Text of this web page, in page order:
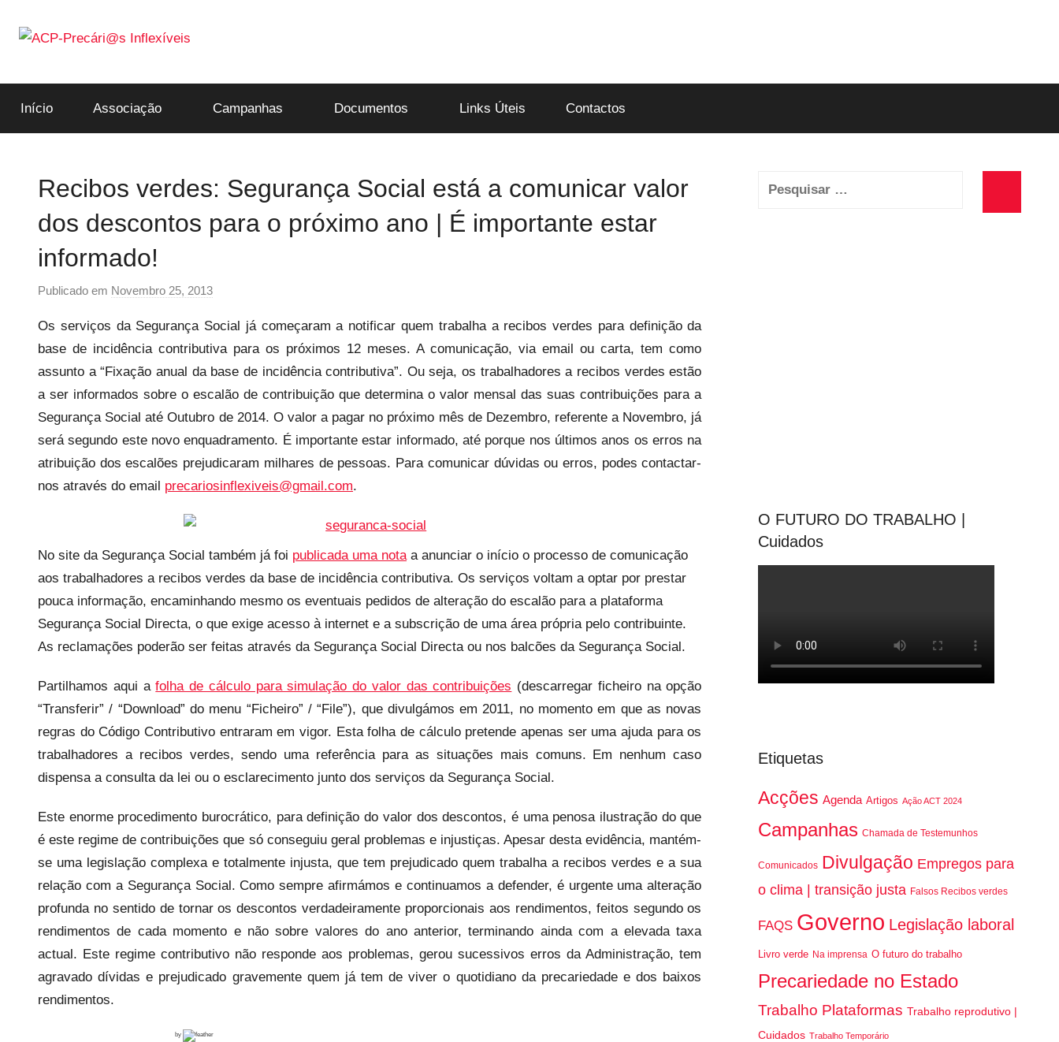
para
ACP-
Precári@s
Início Associação Campanhas Documentos Links Úteis Contactos
Recibos verdes: Segurança Social está a comunicar valor
dos descontos para o próximo ano | É importante estar
informado!
Publicado em Novembro 25, 2013
r
p
r
e
c
o
n
f
l
e
x
v
Os serviços da Segurança Social já começaram a notificar quem trabalha a recibos verdes para definição da
base de incidência contributiva para os próximos 12 meses. A comunicação, via email ou carta, tem como
assunto a “Fixação anual da base de incidência contributiva”. Ou seja, os trabalhadores a recibos verdes estão
a ser informados sobre o escalão de contribuição que determina o valor mensal das suas contribuições para a
Segurança Social até Outubro de 2014. O valor a pagar no próximo mês de Dezembro, referente a Novembro, já
será segundo este novo enquadramento. É importante estar informado, até porque nos últimos anos os erros na
atribuição dos escalões prejudicaram milhares de pessoas. Para comunicar dúvidas ou erros, podes contactar-
nos através do email precariosinflexiveis@gmail.com.
No site da Segurança Social também já foi publicada uma nota a anunciar o início o processo de comunicação
aos trabalhadores a recibos verdes da base de incidência contributiva. Os serviços voltam a optar por prestar
pouca informação, encaminhando mesmo os eventuais pedidos de alteração do escalão para a plataforma
Segurança Social Directa, o que exige acesso à internet e a subscrição de uma área própria pelo contribuinte.
As reclamações poderão ser feitas através da Segurança Social Directa ou nos balcões da Segurança Social.
Partilhamos aqui afolha de cálculo para simulação do valor das contribuições (descarregar ficheiro na opção
“Transferir” / “Download” do menu “Ficheiro” / “File”), que divulgámos em 2011, no momento em que as novas
regras do Código Contributivo entraram em vigor. Esta folha de cálculo pretende apenas ser uma ajuda para os
trabalhadores a recibos verdes, sendo uma referência para as situações mais comuns. Em nenhum caso
dispensa a consulta da lei ou o esclarecimento junto dos serviços da Segurança Social.
Este enorme procedimento burocrático, para definição do valor dos descontos, é uma penosa ilustração do que
é este regime de contribuições que só conseguiu geral problemas e injustiças. Apesar desta evidência, mantém-
se uma legislação complexa e totalmente injusta, que tem prejudicado quem trabalha a recibos verdes e a sua
relação com a Segurança Social. Como sempre afirmámos e continuamos a defender, é urgente uma alteração
profunda no sentido de tornar os descontos verdadeiramente proporcionais aos rendimentos, feitos segundo os
rendimentos de cada momento e não sobre valores do ano anterior, terminando ainda com a elevada taxa
actual. Este regime contributivo não responde aos problemas, gerou sucessivos erros da Administração, tem
agravado dívidas e prejudicado gravemente quem já tem de viver o quotidiano da precariedade e dos baixos
rendimentos.
by
Pesquisar
O FUTURO DO TRABALHO |
Cuidados
Etiquetas
Acções Agenda Artigos Ação ACT 2024
Campanhas Chamada de Testemunhos
Comunicados Divulgação Empregos para
o clima | transição justa Falsos Recibos verdes
FAQS Governo Legislação laboral
Livro verde Na imprensa O futuro do trabalho
Precariedade no Estado
Trabalho Plataformas Trabalho reprodutivo |
Cuidados Trabalho Temporário